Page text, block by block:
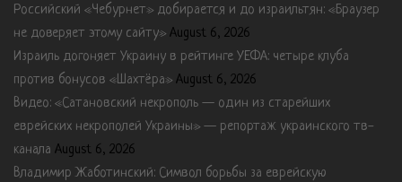
Российский «Чебурнет» добирается и до израильтян: «Браузер
не доверяет этому сайту» August 6, 2026
Израиль догоняет Украину в рейтинге УЕФА: четыре клуба
против бонусов «Шахтёра» August 6, 2026
Видео: «Сатановский некрополь — один из старейших
еврейских некрополей Украины» — репортаж украинского тв-
канала August 6, 2026
Владимир Жаботинский: Символ борьбы за еврейскую